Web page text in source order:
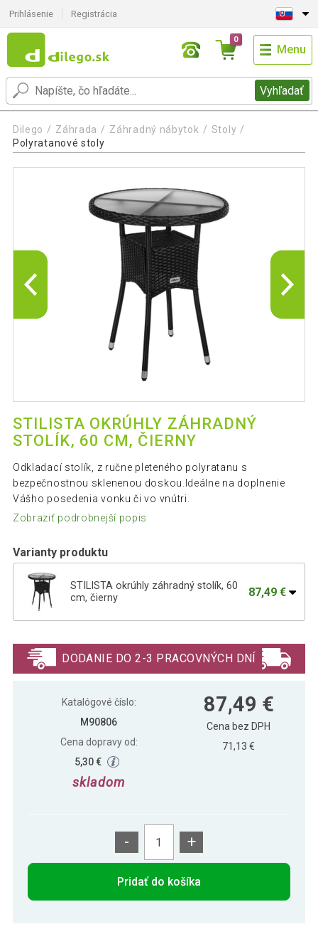
Prihlásenie Registrácia
Vyhľadať
0
Menu
Dilego Záhrada Záhradný nábytok
Stoly
Polyratanové stoly
STILISTA OKRÚHLY ZÁHRADNÝ
STOLÍK, 60 CM, ČIERNY
Odkladací stolík, z ručne pleteného polyratanu s
bezpečnostnou sklenenou doskou.Ideálne na doplnenie
Vášho posedenia vonku či vo vnútri.
Zobraziť podrobnejší popis
Varianty produktu
STILISTA okrúhly záhradný stolík, 60
cm, čierny
87,49 €
krémový
DODANIE DO 2-3 PRACOVNÝCH DNÍ
Katalógové číslo:
M90806
Cena dopravy od:
5,30 €
skladom
87,49 €
Cena bez DPH
71,13 €
- +
Pridať do košíka